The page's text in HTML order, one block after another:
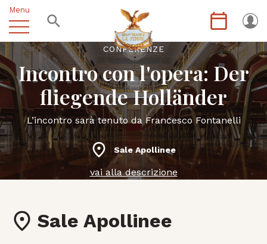
Menu
CONFERENZE
Incontro con l'opera: Der
fliegende Holländer
L’incontro sarà tenuto da Francesco Fontanelli
Sale Apollinee
vai alla descrizione
Sale Apollinee